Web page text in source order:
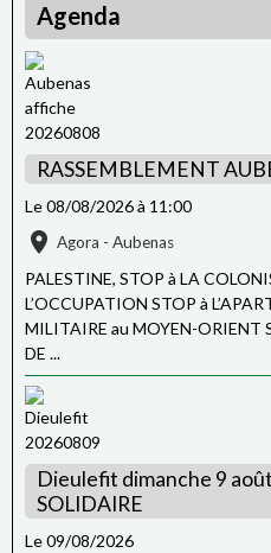
Agenda
RASSEMBLEMENT
Le 08/08/2026à 11:00
Agora - Aubenas
PALESTINE, STOP à LA
L’OCCUPATION STOP à
MILITAIRE au MOYEN-ORIENT
DE ...
Dieulefit dimanche 9
SOLIDAIRE
Le 09/08/2026